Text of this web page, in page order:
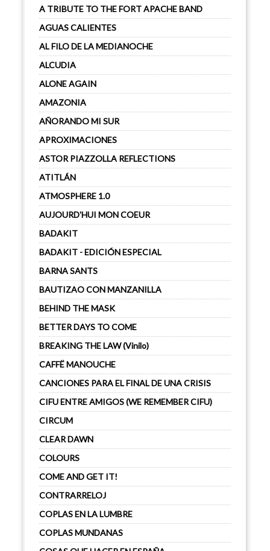
A TRIBUTE TO THE FORT APACHE BAND
AGUAS CALIENTES
AL FILO DE LA MEDIANOCHE
ALCUDIA
ALONE AGAIN
AMAZONIA
AÑORANDO MI SUR
APROXIMACIONES
ASTOR PIAZZOLLA REFLECTIONS
ATITLÁN
ATMOSPHERE 1.0
AUJOURD'HUI MON COEUR
BADAKIT
BADAKIT - EDICIÓN ESPECIAL
BARNA SANTS
BAUTIZAO CON MANZANILLA
BEHIND THE MASK
BETTER DAYS TO COME
BREAKING THE LAW (Vinilo)
CAFFË MANOUCHE
CANCIONES PARA EL FINAL DE UNA CRISIS
CIFU ENTRE AMIGOS (WE REMEMBER CIFU)
CIRCUM
CLEAR DAWN
COLOURS
COME AND GET IT!
CONTRARRELOJ
COPLAS EN LA LUMBRE
COPLAS MUNDANAS